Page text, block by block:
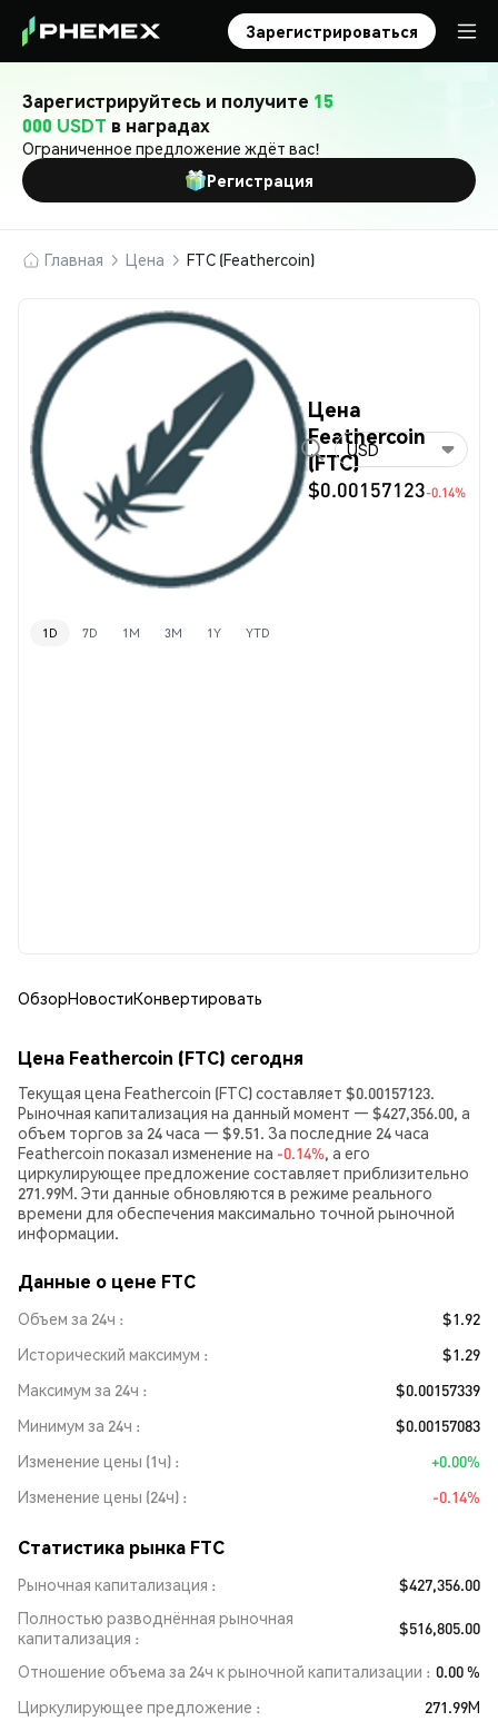
Зарегистрироваться
Зарегистрируйтесь и получите 15
000 USDT в наградах
Ограниченное предложение ждёт вас!
Регистрация
Главная Цена FTC (Feathercoin)
Цена
Feathercoin
(FTC)
$0.00157123-0.14%
USD
1D 7D 1M 3M 1Y YTD
ОбзорНовостиКонвертировать
Цена Feathercoin (FTC) сегодня
Текущая цена Feathercoin (FTC) составляет $0.00157123.
Рыночная капитализация на данный момент — $427,356.00, а
объем торгов за 24 часа — $9.51. За последние 24 часа
Feathercoin показал изменение на -0.14%, а его
циркулирующее предложение составляет приблизительно
271.99M. Эти данные обновляются в режиме реального
времени для обеспечения максимально точной рыночной
информации.
Данные о цене FTC
Объем за 24ч
$1.92
Исторический максимум
$1.29
Максимум за 24ч
$0.00157339
Минимум за 24ч
$0.00157083
Изменение цены (1ч)
+0.00%
Изменение цены (24ч)
-0.14%
Статистика рынка FTC
Рыночная капитализация
$427,356.00
Полностью разводнённая рыночная
капитализация
$516,805.00
Отношение объема за 24ч к рыночной капитализации
0.00 %
Циркулирующее предложение
271.99M